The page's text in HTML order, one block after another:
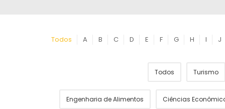
Todos A B C D E F G H I J
Todos Turismo
Engenharia de Alimentos Ciências